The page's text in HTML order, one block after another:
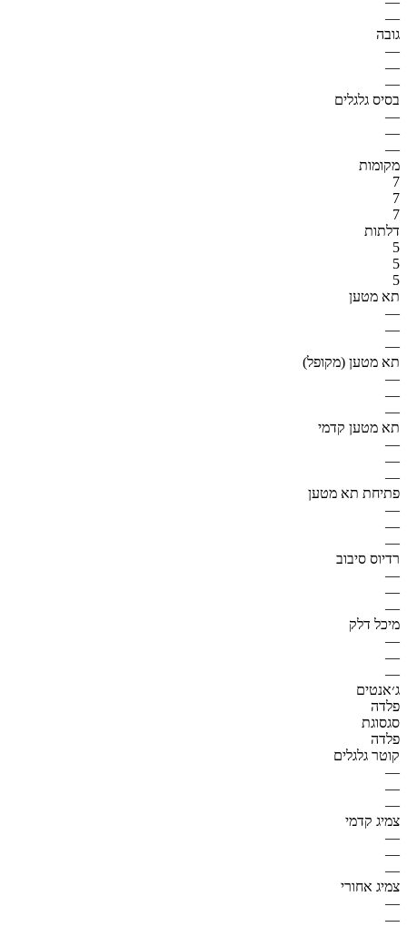
—
גובה
—
—
—
בסיס גלגלים
—
—
—
מקומות
7
7
7
דלתות
5
5
5
תא מטען
—
—
—
תא מטען (מקופל)
—
—
—
תא מטען קדמי
—
—
—
פתיחת תא מטען
—
—
—
רדיוס סיבוב
—
—
—
מיכל דלק
—
—
—
ג׳אנטים
פלדה
סגסוגת
פלדה
קוטר גלגלים
—
—
—
צמיג קדמי
—
—
—
צמיג אחורי
—
—